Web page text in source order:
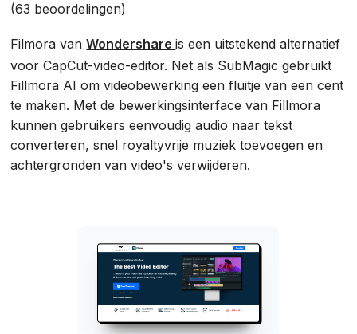
(63 beoordelingen)
Filmora vanWondershareis een uitstekend alternatief
voor CapCut-video-editor. Net als SubMagic gebruikt
Fillmora AI om videobewerking een fluitje van een cent
te maken. Met de bewerkingsinterface van Fillmora
kunnen gebruikers eenvoudig audio naar tekst
converteren, snel royaltyvrije muziek toevoegen en
achtergronden van video's verwijderen.